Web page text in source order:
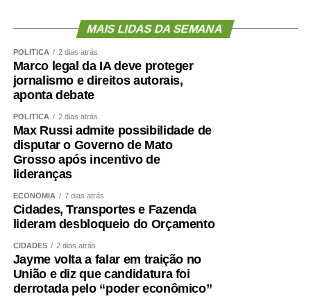
dialogam com autores clássicos e contemporâneos,
transformando esse repertório em argumentos
consistentes e propostas viáveis para os desafios do
presente — disse.
Veja aqui as redações vencedoras de 2026
Conheça os finalistas dos estados e do DF em 2026
Agência Senado (Reprodução autorizada mediante
citação da Agência Senado)
Fonte:Agência Senado
COMENTE ABAIXO:
MAIS LIDAS DA SEMANA
POLÍTICA 2 dias atrás
Marco legal da IA deve proteger
jornalismo e direitos autorais,
aponta debate
POLÍTICA 2 dias atrás
Max Russi admite possibilidade de
disputar o Governo de Mato
Grosso após incentivo de
lideranças
ECONOMIA 7 dias atrás
Cidades, Transportes e Fazenda
lideram desbloqueio do Orçamento
CIDADES 2 dias atrás
Jayme volta a falar em traição no
União e diz que candidatura foi
derrotada pelo “poder econômico”